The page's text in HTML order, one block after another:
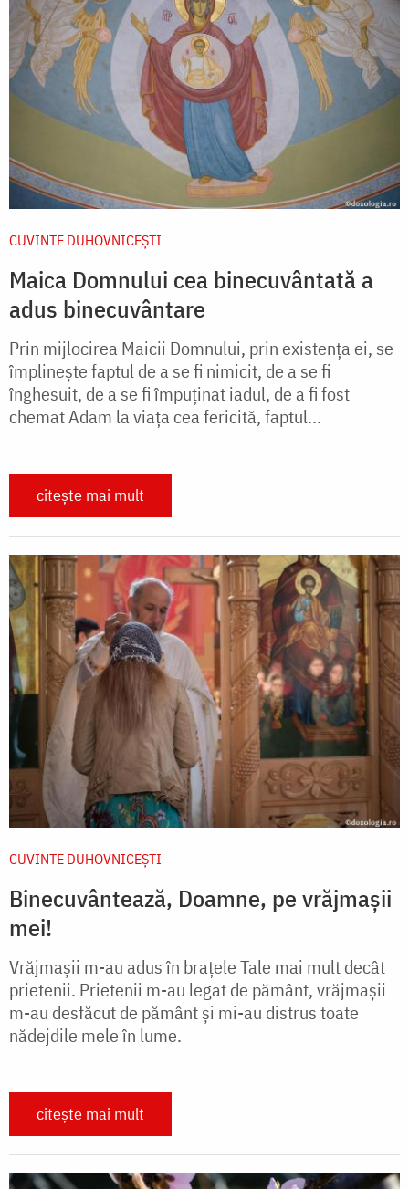
CUVINTE DUHOVNICEȘTI
Maica Domnului cea binecuvântată a
adus binecuvântare
Prin mijlocirea Maicii Domnului, prin existența ei, se
împlinește faptul de a se fi nimicit, de a se fi
înghesuit, de a se fi împuținat iadul, de a fi fost
chemat Adam la viața cea fericită, faptul...
citește mai mult
CUVINTE DUHOVNICEȘTI
Binecuvântează, Doamne, pe vrăjmașii
mei!
Vrăjmașii m-au adus în brațele Tale mai mult decât
prietenii. Prietenii m-au legat de pământ, vrăjmașii
m-au desfăcut de pământ și mi-au distrus toate
nădejdile mele în lume.
citește mai mult